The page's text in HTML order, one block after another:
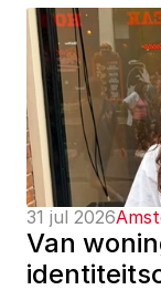
31 jul 2026
Van